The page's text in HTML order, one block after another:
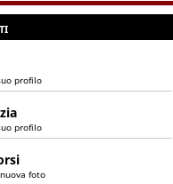
profilo
profilo
foto